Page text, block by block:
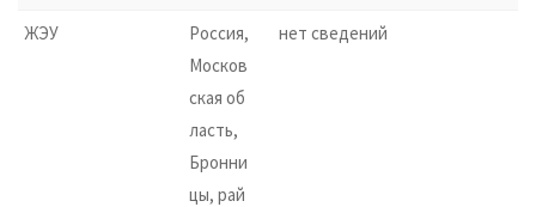
ЖЭУ
Россия,
Москов
ская об
ласть,
Бронни
цы, рай
нет сведений